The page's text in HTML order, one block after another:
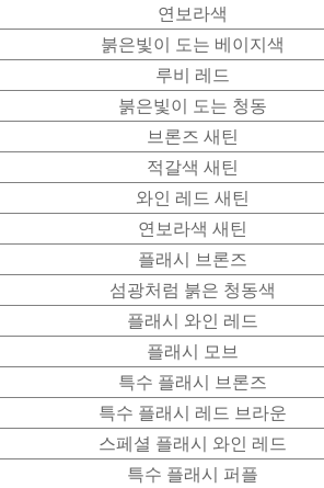
연보라색
붉은빛이 도는 베이지색
루비 레드
붉은빛이 도는 청동
브론즈 새틴
적갈색 새틴
와인 레드 새틴
연보라색 새틴
플래시 브론즈
섬광처럼 붉은 청동색
플래시 와인 레드
플래시 모브
특수 플래시 브론즈
특수 플래시 레드 브라운
스페셜 플래시 와인 레드
특수 플래시 퍼플